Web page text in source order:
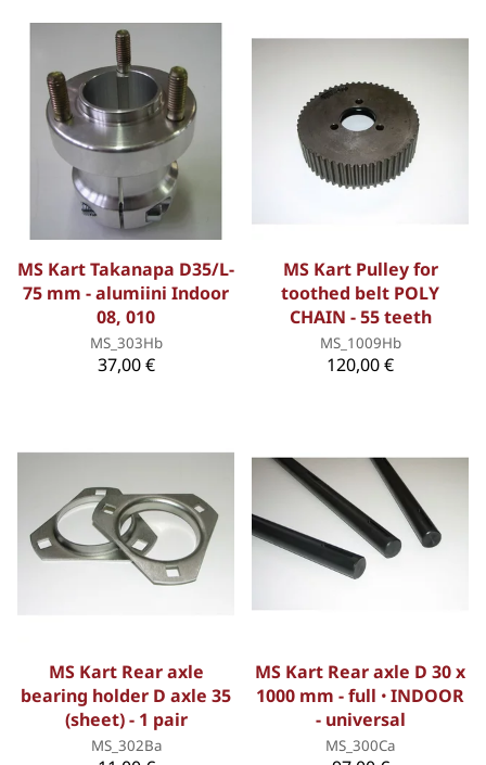
MS Kart Takanapa D35/L-
75 mm - alumiini Indoor
08, 010
MS_303Hb
37,00 €
MS Kart Pulley for
toothed belt POLY
CHAIN - 55 teeth
MS_1009Hb
120,00 €
MS Kart Rear axle
bearing holder D axle 35
(sheet) - 1 pair
MS_302Ba
MS Kart Rear axle D 30 x
1000 mm - full ꞏ INDOOR
- universal
MS_300Ca